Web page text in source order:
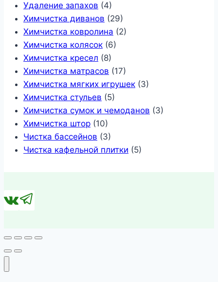
Удаление запахов (4)
Химчистка диванов (29)
Химчистка ковролина (2)
Химчистка колясок (6)
Химчистка кресел (8)
Химчистка матрасов (17)
Химчистка мягких игрушек (3)
Химчистка стульев (5)
Химчистка сумок и чемоданов (3)
Химчистка штор (10)
Чистка бассейнов (3)
Чистка кафельной плитки (5)